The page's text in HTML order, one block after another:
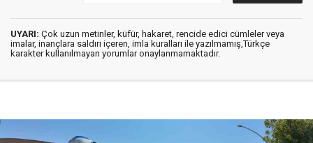
UYARI: Çok uzun metinler, küfür, hakaret, rencide edici cümleler veya
imalar, inançlara saldırı içeren, imla kuralları ile yazılmamış,Türkçe
karakter kullanılmayan yorumlar onaylanmamaktadır.